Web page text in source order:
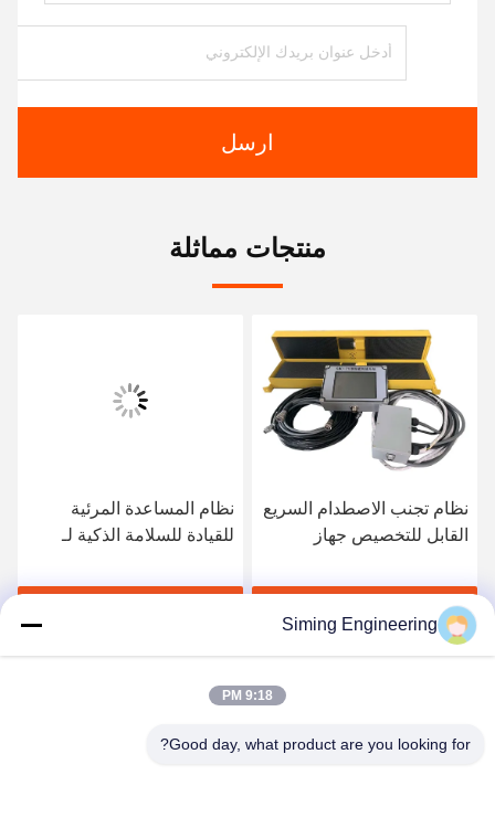
ارسل
منتجات مماثلة
نظام تجنب الاصطدام السريع
القابل للتخصيص جهاز
احصل على أفضل سعر
نظام المساعدة المرئية
للقيادة للسلامة الذكية لـ
Siming Engineering
9:18 PM
Good day, what product are you looking for?